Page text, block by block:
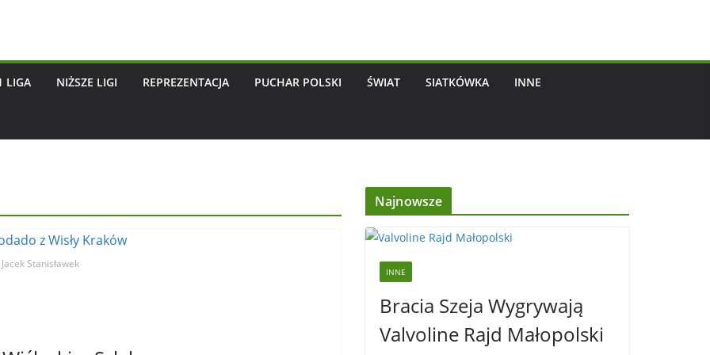
LIGA NIŻSZE LIGI REPREZENTACJA PUCHAR POLSKI ŚWIAT SIATKÓWKA INNE
Stanisławek
Najnowsze
INNE
Bracia Szeja Wygrywają
Valvoline Rajd Małopolski